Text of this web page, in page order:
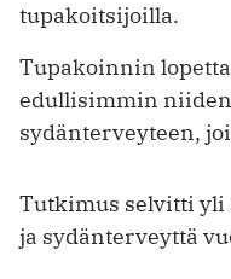
tupakoitsijoilla.
Tupakoinnin
edullisimmin
sydänterveyteen,
Tutkimus selvitti yli
ja sydänterveyttä